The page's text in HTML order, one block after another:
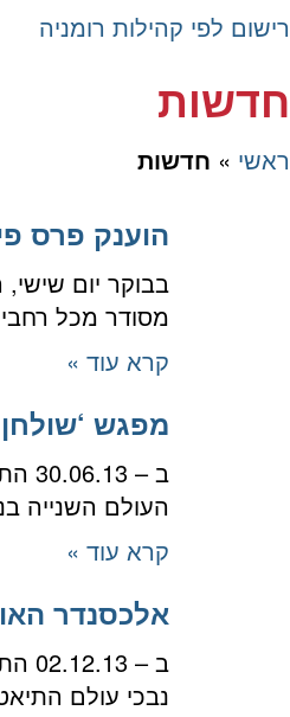
רישום לפי קהילות רומניה
חדשות
ראשי » חדשות
הוענק פרס
מסודר מכל
קרא עוד »
מפגש
ב
העולם השנייה
קרא עוד »
אלכסנדר
ב
נבכי עולם